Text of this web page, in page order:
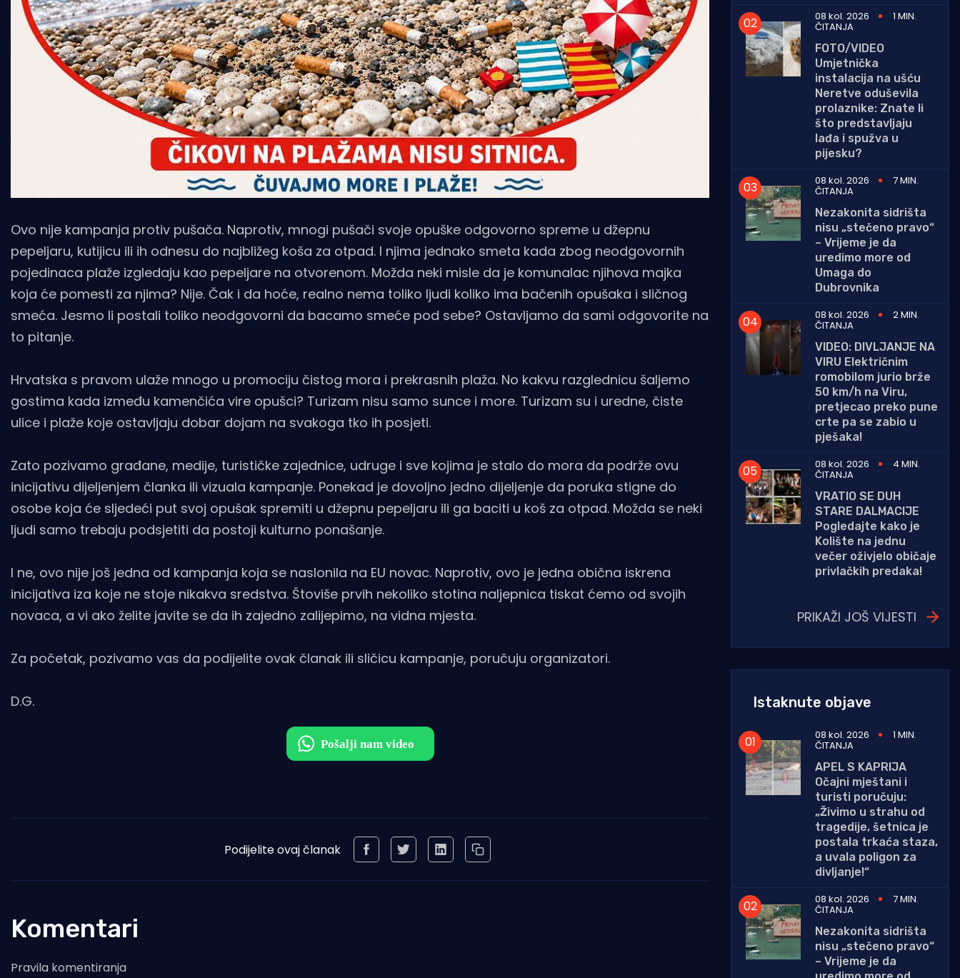
Ovo nije kampanja protiv pušača. Naprotiv, mnogi pušači svoje opuške odgovorno spreme u džepnu
pepeljaru, kutijicu ili ih odnesu do najbližeg koša za otpad. I njima jednako smeta kada zbog neodgovornih
pojedinaca plaže izgledaju kao pepeljare na otvorenom. Možda neki misle da je komunalac njihova majka
koja će pomesti za njima? Nije. Čak i da hoće, realno nema toliko ljudi koliko ima bačenih opušaka i sličnog
smeća. Jesmo li postali toliko neodgovorni da bacamo smeće pod sebe? Ostavljamo da sami odgovorite na
to pitanje.
Hrvatska s pravom ulaže mnogo u promociju čistog mora i prekrasnih plaža. No kakvu razglednicu šaljemo
gostima kada između kamenčića vire opušci? Turizam nisu samo sunce i more. Turizam su i uredne, čiste
ulice i plaže koje ostavljaju dobar dojam na svakoga tko ih posjeti.
Zato pozivamo građane, medije, turističke zajednice, udruge i sve kojima je stalo do mora da podrže ovu
inicijativu dijeljenjem članka ili vizuala kampanje. Ponekad je dovoljno jedno dijeljenje da poruka stigne do
osobe koja će sljedeći put svoj opušak spremiti u džepnu pepeljaru ili ga baciti u koš za otpad. Možda se neki
ljudi samo trebaju podsjetiti da postoji kulturno ponašanje.
I ne, ovo nije još jedna od kampanja koja se naslonila na EU novac. Naprotiv, ovo je jedna obična iskrena
inicijativa iza koje ne stoje nikakva sredstva. Štoviše prvih nekoliko stotina naljepnica tiskat ćemo od svojih
novaca, a vi ako želite javite se da ih zajedno zalijepimo, na vidna mjesta.
Za početak, pozivamo vas da podijelite ovak članak ili sličicu kampanje, poručuju organizatori.
D.G.
Podijelite ovaj članak
Komentari
Pravila komentiranja
08 kol. 2026
1 MIN.
ČITANJA
FOTO/VIDEO
Umjetnička
instalacija na ušću
Neretve oduševila
prolaznike: Znate li
što predstavljaju
lađa i spužva u
pijesku?
08 kol. 2026
7 MIN.
ČITANJA
Nezakonita sidrišta
nisu „stečeno pravo“
– Vrijeme je da
uredimo more od
Umaga do
Dubrovnika
08 kol. 2026
2 MIN.
ČITANJA
VIDEO: DIVLJANJE NA
VIRU Električnim
romobilom jurio brže
50 km/h na Viru,
pretjecao preko pune
crte pa se zabio u
pješaka!
08 kol. 2026
4 MIN.
ČITANJA
VRATIO SE DUH
STARE DALMACIJE
Pogledajte kako je
Kolište na jednu
večer oživjelo običaje
privlačkih predaka!
PRIKAŽI JOŠ VIJESTI
Istaknute objave
08 kol. 2026 1 MIN.
ČITANJA
APEL S KAPRIJA
Očajni mještani i
turisti poručuju:
„Živimo u strahu od
tragedije, šetnica je
postala trkaća staza,
a uvala poligon za
divljanje!“
08 kol. 2026
7 MIN.
ČITANJA
Nezakonita sidrišta
nisu „stečeno pravo“
– Vrijeme je da